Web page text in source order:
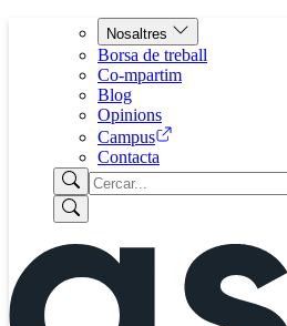
Nosaltres
Borsa de treball
Co-mpartim
Blog
Opinions
Campus
Contacta